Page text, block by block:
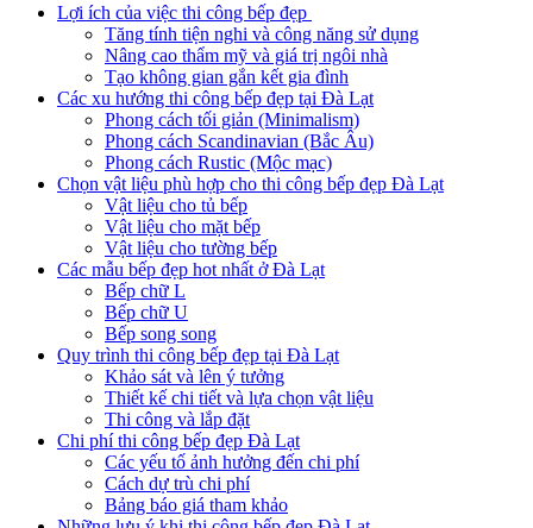
Lợi ích của việc thi công bếp đẹp
Tăng tính tiện nghi và công năng sử dụng
Nâng cao thẩm mỹ và giá trị ngôi nhà
Tạo không gian gắn kết gia đình
Các xu hướng thi công bếp đẹp tại Đà Lạt
Phong cách tối giản (Minimalism)
Phong cách Scandinavian (Bắc Âu)
Phong cách Rustic (Mộc mạc)
Chọn vật liệu phù hợp cho thi công bếp đẹp Đà Lạt
Vật liệu cho tủ bếp
Vật liệu cho mặt bếp
Vật liệu cho tường bếp
Các mẫu bếp đẹp hot nhất ở Đà Lạt
Bếp chữ L
Bếp chữ U
Bếp song song
Quy trình thi công bếp đẹp tại Đà Lạt
Khảo sát và lên ý tưởng
Thiết kế chi tiết và lựa chọn vật liệu
Thi công và lắp đặt
Chi phí thi công bếp đẹp Đà Lạt
Các yếu tố ảnh hưởng đến chi phí
Cách dự trù chi phí
Bảng báo giá tham khảo